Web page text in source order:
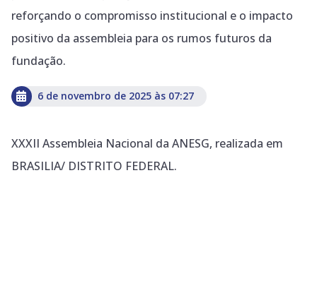
reforçando o compromisso institucional e o impacto
positivo da assembleia para os rumos futuros da
fundação.
6 de novembro de 2025 às 07:27
XXXII Assembleia Nacional da ANESG, realizada em
BRASILIA/ DISTRITO FEDERAL.